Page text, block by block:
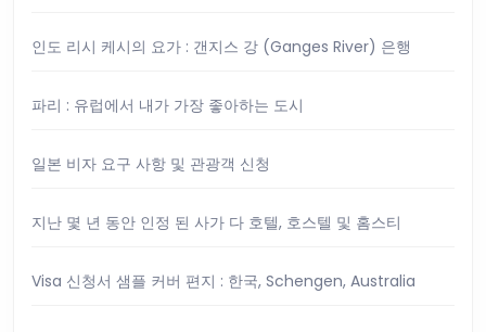
인도 리시 케시의 요가 : 갠지스 강 (Ganges River) 은행
파리 : 유럽에서 내가 가장 좋아하는 도시
일본 비자 요구 사항 및 관광객 신청
지난 몇 년 동안 인정 된 사가 다 호텔, 호스텔 및 홈스티
Visa 신청서 샘플 커버 편지 : 한국, Schengen, Australia